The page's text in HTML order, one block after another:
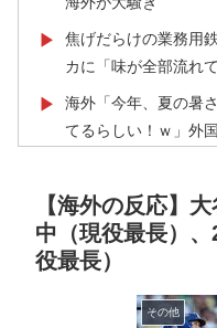
▶
焦げだらけの業務用
カに「味が全部流れ
▶
海外「今年、夏の暑
てるらしい！ｗ」外
▶ 外国人「アンチがい
思い浮かぶ？」
▶ 【MLB】ドジャース
節に負けることが増
【海外の反応】
中（現役最長）
役最長）
その他